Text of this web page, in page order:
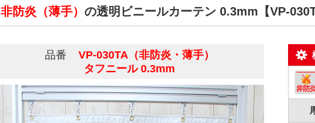
非防炎（薄手） の透明ビニールカーテン 0.3mm【VP-
品番
VP-030TA（非防炎・薄手）
タフニール 0.3mm